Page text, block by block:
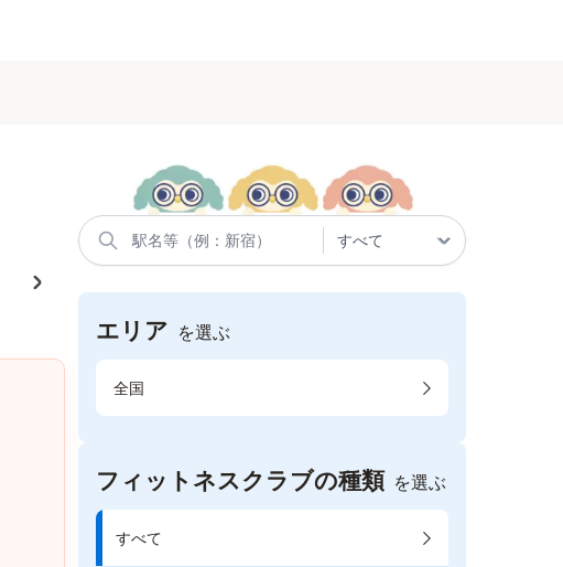
エリア を選ぶ
全国
フィットネスクラブの種類 を選ぶ
すべて